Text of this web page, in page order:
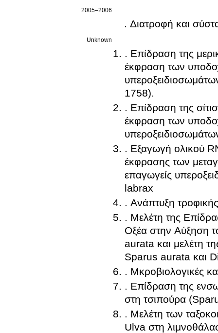
2005–2006
. Διατροφή και
Unknown
. Επίδραση της
έκφραση των
1758).
. Επίδραση της
έκφραση των
. Εξαγωγή ολικού
έκφρασης των
επαγωγείς
labrax
. Ανάπτυξη
. Μελέτη της
Οξέα στην Αύξηση
aurata και μελέτη
Sparus aurata και
. Μκροβιολογικές
. Επίδραση της
στη τσιπούρα
. Μελέτη των
Ulva στη